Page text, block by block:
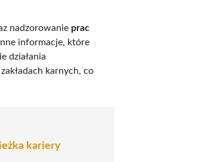
nadzorowanie prac
informacje, które
działania
karnych, co
kariery